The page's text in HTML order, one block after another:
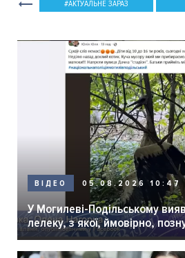
АКТУАЛЬНЕ ЗАРАЗ
ВІДЕО 05.08.2026 10:47
У Могилеві-Подільському
лелеку, з якої, ймовірно,